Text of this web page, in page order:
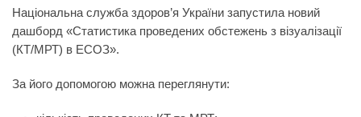
Національна служба здоров’я України запустила новий
дашборд «Статистика проведених обстежень з візуалізації
(КТ/МРТ) в ЕСОЗ».
За його допомогою можна переглянути: